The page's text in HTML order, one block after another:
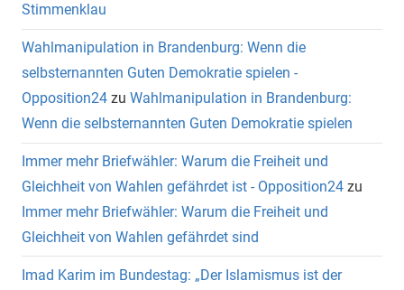
Stimmenklau
Wahlmanipulation in Brandenburg: Wenn die
selbsternannten Guten Demokratie spielen -
Opposition24 zu Wahlmanipulation in Brandenburg:
Wenn die selbsternannten Guten Demokratie spielen
Immer mehr Briefwähler: Warum die Freiheit und
Gleichheit von Wahlen gefährdet ist - Opposition24 zu
Immer mehr Briefwähler: Warum die Freiheit und
Gleichheit von Wahlen gefährdet sind
Imad Karim im Bundestag: „Der Islamismus ist der